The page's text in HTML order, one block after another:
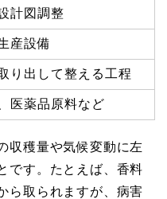
計図調整
産設備
り出して整える工程
医薬品原料など
収穫量や気候変動に左
です。たとえば、香料
ら取られますが、病害